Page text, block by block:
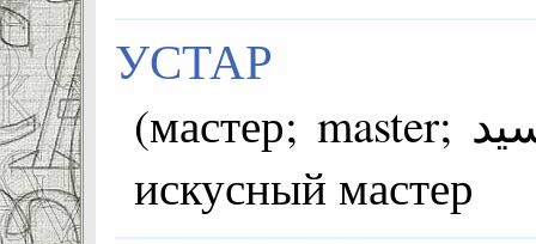
УСТАР
(мастер; master; سيد; usta) =махщел бугев ~
искусный мастер